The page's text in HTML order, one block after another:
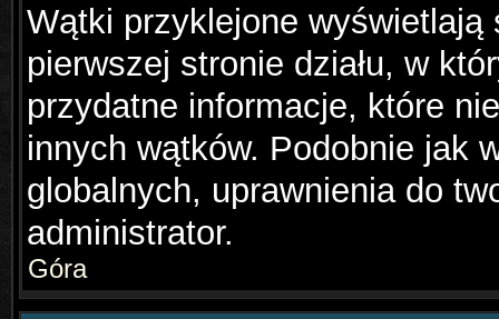
Wątki przyklejone wyświetlają
pierwszej stronie działu, w
przydatne informacje, które
innych wątków. Podobnie jak
globalnych, uprawnienia do
administrator.
Góra